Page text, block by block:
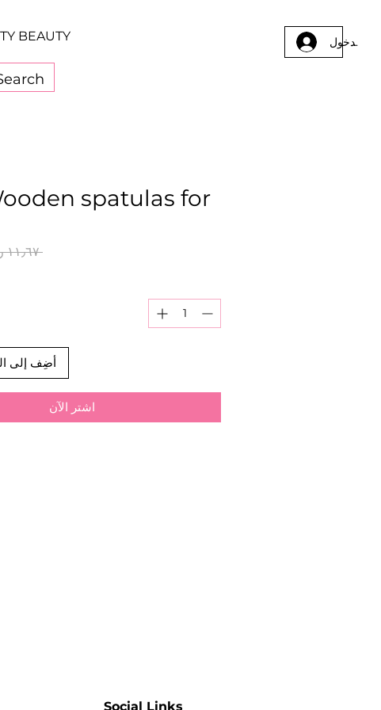
BEAUTY الدخول
spatulas for
‏١١٫٦٧ ر.ق.‏
أضِف إلى
اشترِ الآن
Social Links